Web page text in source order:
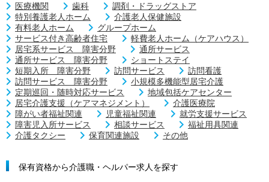
医療機関 歯科
調剤・ドラッグストア
特別養護老人ホーム
介護老人保健施設
有料老人ホーム
グループホーム
サービス付き高齢者住宅
軽費老人ホーム（ケアハウス）
居宅系サービス 障害分野
通所サービス
通所サービス 障害分野
ショートステイ
短期入所 障害分野
訪問サービス
訪問看護
訪問サービス 障害分野
小規模多機能型居宅介護
定期巡回・随時対応サービス
地域包括ケアセンター
居宅介護支援（ケアマネジメント）
介護医療院
障がい者福祉関連
児童福祉関連
就労支援サービス
障害児入所サービス
相談サービス
福祉用具関連
介護タクシー
保育関連施設 その他
保有資格から介護職・ヘルパー求人を探す